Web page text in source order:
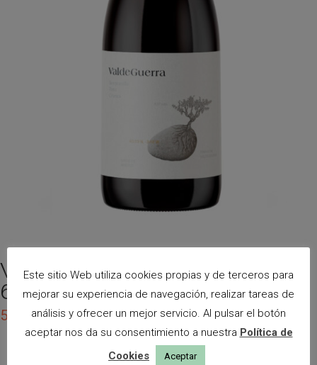
Valdeguerra Reserva 2021 (Caja
6 Botellas)
56,55€ (IVA incluído)
Este sitio Web utiliza cookies propias y de terceros para
mejorar su experiencia de navegación, realizar tareas de
análisis y ofrecer un mejor servicio. Al pulsar el botón
aceptar nos da su consentimiento a nuestra Política de
Cookies
Aceptar